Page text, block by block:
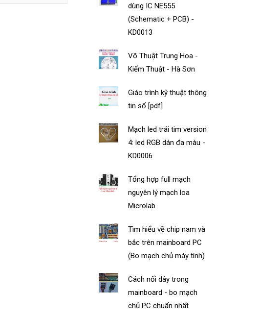
dùng IC NE555
(Schematic + PCB) -
KD0013
Võ Thuật Trung Hoa -
Kiếm Thuật - Hà Sơn
Giáo trình kỹ thuật thông
tin số [pdf]
Mạch led trái tim version
4: led RGB dán đa màu -
KD0006
Tổng hợp full mạch
nguyên lý mạch loa
Microlab
Tìm hiểu về chip nam và
bắc trên mainboard PC
(Bo mạch chủ máy tính)
Cách nối dây trong
mainboard - bo mạch
chủ PC chuẩn nhất